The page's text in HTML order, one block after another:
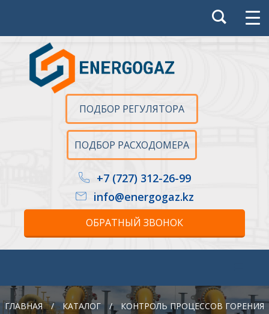
ПОДБОР РЕГУЛЯТОРА
ПОДБОР РАСХОДОМЕРА
+7 (727) 312-26-99
info@energogaz.kz
ОБРАТНЫЙ ЗВОНОК
ГЛАВНАЯ / КАТАЛОГ / КОНТРОЛЬ ПРОЦЕССОВ ГОРЕНИЯ